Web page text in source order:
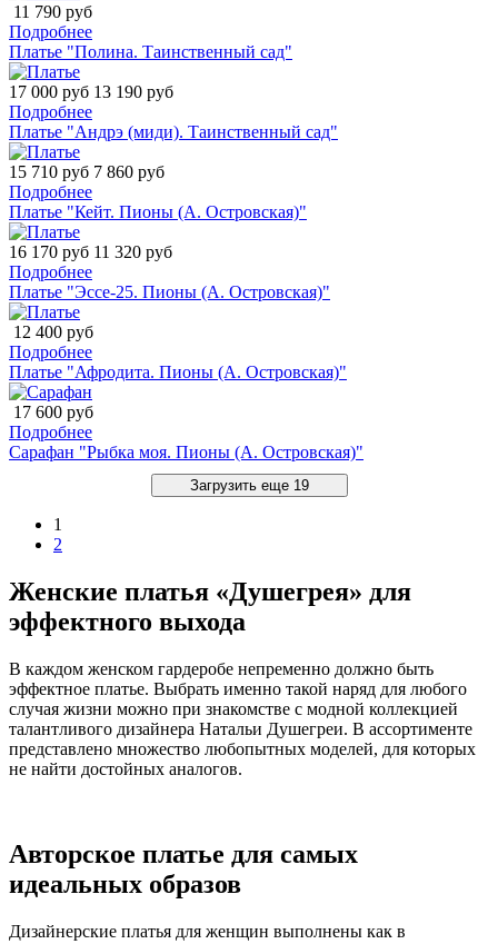
11 790 руб
Подробнее
Платье "Полина. Таинственный сад"
17 000 руб 13 190 руб
Подробнее
Платье "Андрэ (миди). Таинственный сад"
15 710 руб 7 860 руб
Подробнее
Платье "Кейт. Пионы (А. Островская)"
16 170 руб 11 320 руб
Подробнее
Платье "Эссе-25. Пионы (А. Островская)"
12 400 руб
Подробнее
Платье "Афродита. Пионы (А. Островская)"
17 600 руб
Подробнее
Сарафан "Рыбка моя. Пионы (А. Островская)"
Загрузить еще 19
1
2
Женские платья «Душегрея» для
эффектного выхода
В каждом женском гардеробе непременно должно быть
эффектное платье. Выбрать именно такой наряд для любого
случая жизни можно при знакомстве с модной коллекцией
талантливого дизайнера Натальи Душегреи. В ассортименте
представлено множество любопытных моделей, для которых
не найти достойных аналогов.
Авторское платье для самых
идеальных образов
Дизайнерские платья для женщин выполнены как в